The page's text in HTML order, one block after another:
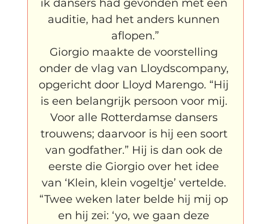
ik dansers had gevonden met een
auditie, had het anders kunnen
aflopen.”
Giorgio maakte de voorstelling
onder de vlag van Lloydscompany,
opgericht door Lloyd Marengo. “Hij
is een belangrijk persoon voor mij.
Voor alle Rotterdamse dansers
trouwens; daarvoor is hij een soort
van godfather.” Hij is dan ook de
eerste die Giorgio over het idee
van ‘Klein, klein vogeltje’ vertelde.
“Twee weken later belde hij mij op
en hij zei: ‘yo, we gaan deze